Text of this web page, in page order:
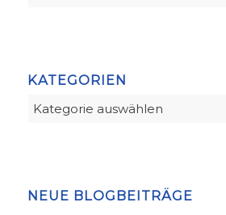
KATEGORIEN
Kategorien
NEUE BLOGBEITRÄGE